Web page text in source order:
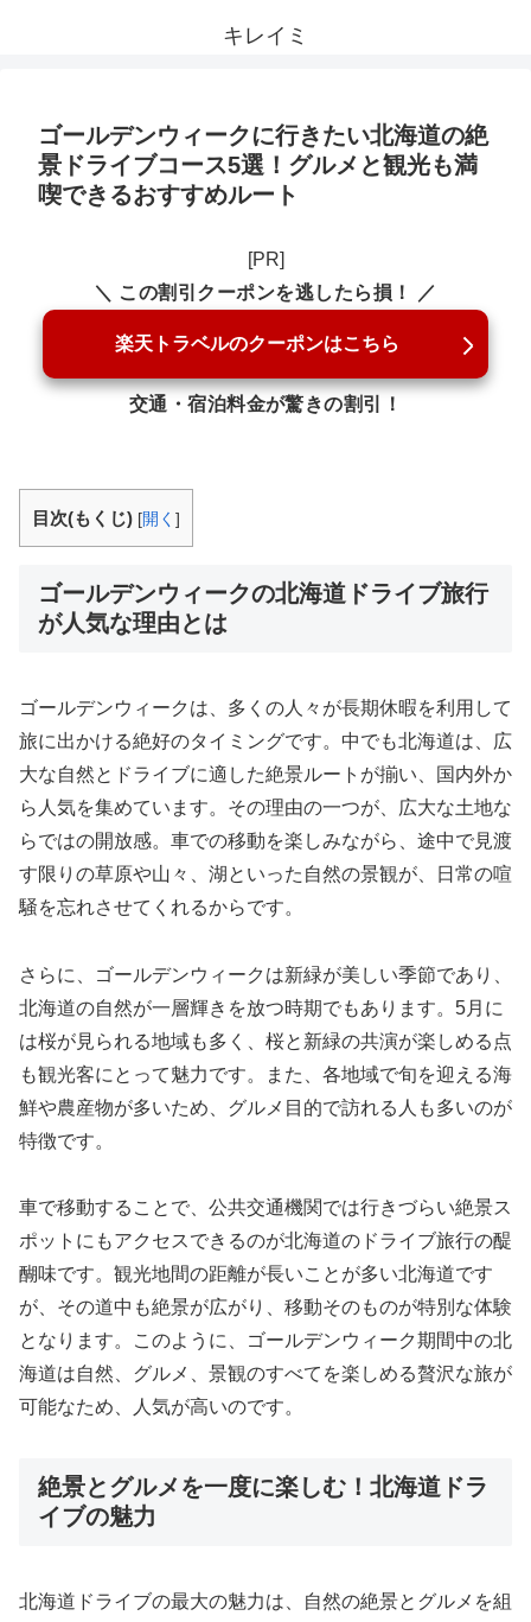
キレイミ
ゴールデンウィークに行きたい北海道の絶
景ドライブコース5選！グルメと観光も満
喫できるおすすめルート
[PR]
＼ この割引クーポンを逃したら損！ ／
楽天トラベルのクーポンはこちら
交通・宿泊料金が驚きの割引！
目次(もくじ) [開く ]
ゴールデンウィークの北海道ドライブ旅行
が人気な理由とは
ゴールデンウィークは、多くの人々が長期休暇を利用して
旅に出かける絶好のタイミングです。中でも北海道は、広
大な自然とドライブに適した絶景ルートが揃い、国内外か
ら人気を集めています。その理由の一つが、広大な土地な
らではの開放感。車での移動を楽しみながら、途中で見渡
す限りの草原や山々、湖といった自然の景観が、日常の喧
騒を忘れさせてくれるからです。
さらに、ゴールデンウィークは新緑が美しい季節であり、
北海道の自然が一層輝きを放つ時期でもあります。5月に
は桜が見られる地域も多く、桜と新緑の共演が楽しめる点
も観光客にとって魅力です。また、各地域で旬を迎える海
鮮や農産物が多いため、グルメ目的で訪れる人も多いのが
特徴です。
車で移動することで、公共交通機関では行きづらい絶景ス
ポットにもアクセスできるのが北海道のドライブ旅行の醍
醐味です。観光地間の距離が長いことが多い北海道です
が、その道中も絶景が広がり、移動そのものが特別な体験
となります。このように、ゴールデンウィーク期間中の北
海道は自然、グルメ、景観のすべてを楽しめる贅沢な旅が
可能なため、人気が高いのです。
絶景とグルメを一度に楽しむ！北海道ドラ
イブの魅力
北海道ドライブの最大の魅力は、自然の絶景とグルメを組